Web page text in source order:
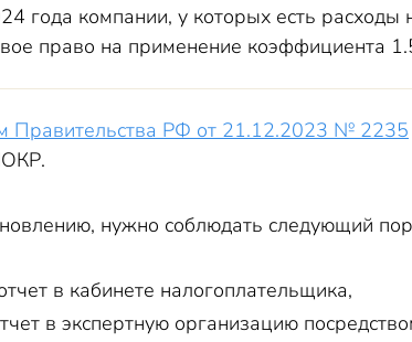
года компании, у которых есть
право на применение коэффициента
Правительства РФ от 21.12.2023 № 2235
нужно соблюдать следующий
в кабинете налогоплательщика,
в экспертную организацию